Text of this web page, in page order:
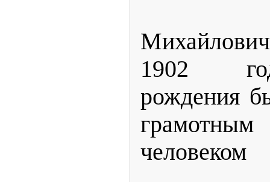
Михайлович
1902
рождения
грамотным